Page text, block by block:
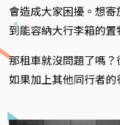
會造成大家困擾。想
到能容納大行李箱的置
那租車就沒問題了嗎
如果加上其他同行者的